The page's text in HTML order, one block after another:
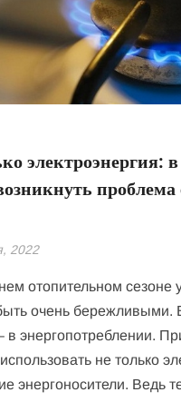
электроэнергия:
2022
отопительном сезоне
очень бережливыми.
в энергопотреблении.
не только
энергоносители. Ведь